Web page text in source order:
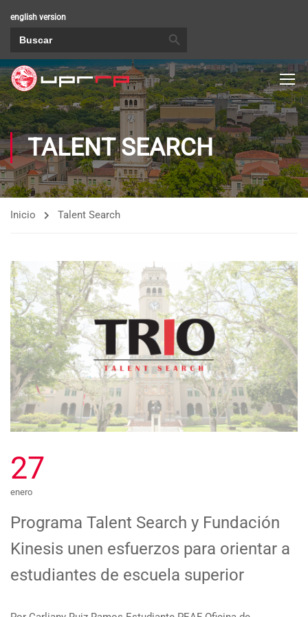
english version
TALENT SEARCH
Inicio Talent Search
27
enero
Programa Talent Search y Fundación
Kinesis unen esfuerzos para orientar a
estudiantes de escuela superior